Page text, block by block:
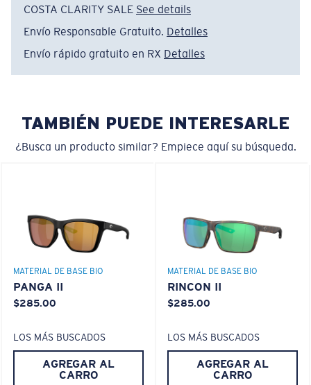
rostros más anchos.
Curva base 8 descentradas - Cobertura máxima
Monturas con cobertura y diseño envolvente máximos
que ayudan a reducir la filtración de luz.
Estrecho
Use esta práctica guía para calcular el ajuste que
busca.
siguiente:
Absorbe la dañina luz azul de alta energía (HEV)
Mejora los rojos, verdes y azules
Lentes 580® Polarizadas
ENLACE MOLECULAR C-WALL
ESPEJO (OPCIONAL)
COSTA CLARITY SALE See details
Envío Responsable Gratuito. Detalles
Envío rápido gratuito en RX Detalles
TAMBIÉN PUEDE INTERESARLE
¿Busca un producto similar? Empiece aquí su búsqueda.
MATERIAL DE BASE BIO
PANGA II
$285.00
LOS MÁS BUSCADOS
AGREGAR AL
CARRO
MATERIAL DE BASE BIO
RINCON II
$285.00
LOS MÁS BUSCADOS
AGREGAR AL
CARRO